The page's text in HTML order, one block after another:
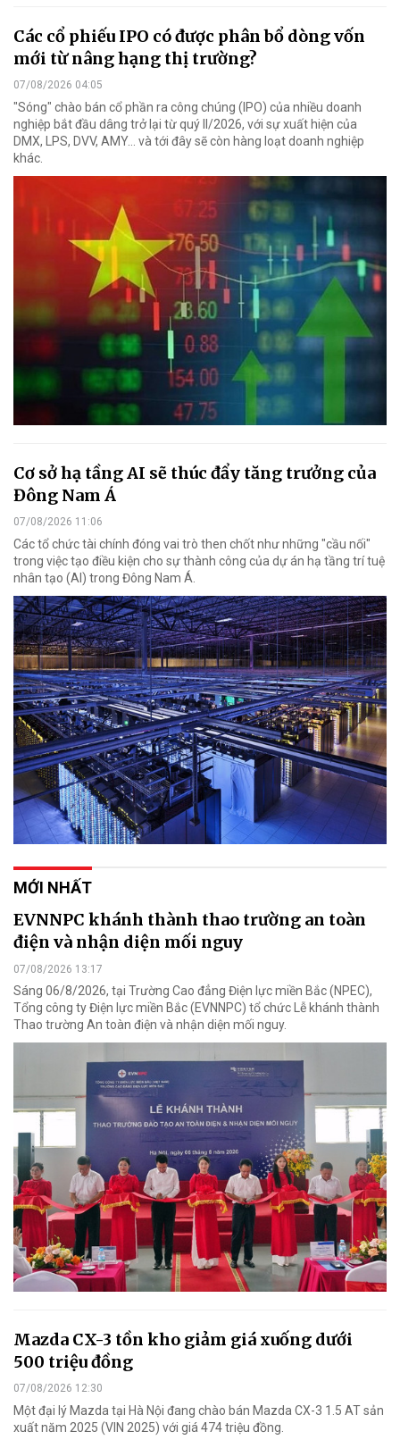
Các cổ phiếu IPO có được phân bổ dòng vốn
mới từ nâng hạng thị trường?
07/08/2026 04:05
"Sóng" chào bán cổ phần ra công chúng (IPO) của nhiều doanh
nghiệp bắt đầu dâng trở lại từ quý II/2026, với sự xuất hiện của
DMX, LPS, DVV, AMY... và tới đây sẽ còn hàng loạt doanh nghiệp
khác.
Cơ sở hạ tầng AI sẽ thúc đẩy tăng trưởng của
Đông Nam Á
07/08/2026 11:06
Các tổ chức tài chính đóng vai trò then chốt như những "cầu nối"
trong việc tạo điều kiện cho sự thành công của dự án hạ tầng trí tuệ
nhân tạo (AI) trong Đông Nam Á.
MỚI NHẤT
EVNNPC khánh thành thao trường an toàn
điện và nhận diện mối nguy
07/08/2026 13:17
Sáng 06/8/2026, tại Trường Cao đẳng Điện lực miền Bắc (NPEC),
Tổng công ty Điện lực miền Bắc (EVNNPC) tổ chức Lễ khánh thành
Thao trường An toàn điện và nhận diện mối nguy.
Mazda CX-3 tồn kho giảm giá xuống dưới
500 triệu đồng
07/08/2026 12:30
Một đại lý Mazda tại Hà Nội đang chào bán Mazda CX-3 1.5 AT sản
xuất năm 2025 (VIN 2025) với giá 474 triệu đồng.